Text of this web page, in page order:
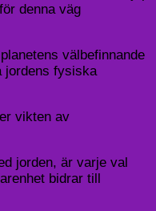
denna väg
välbefinnande
jordens fysiska
vikten av
jorden, är varje val
bidrar till